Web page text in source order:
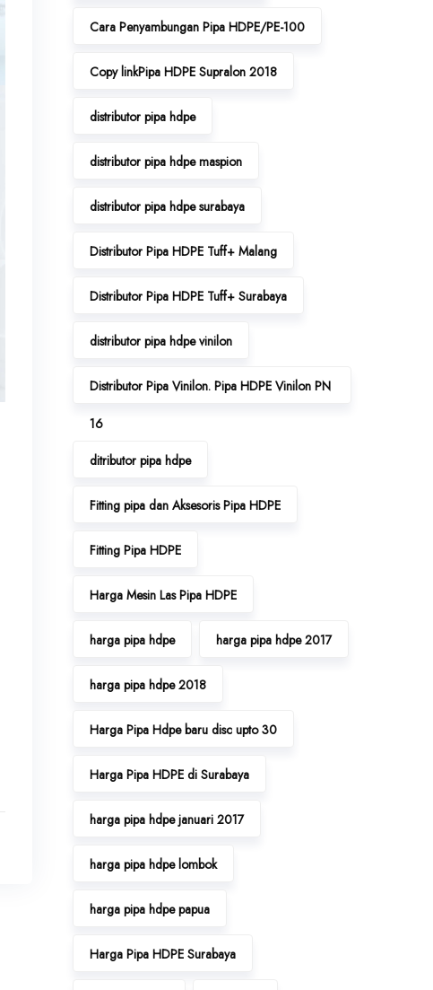
Cara Penyambungan Pipa HDPE/PE-100
Copy linkPipa HDPE Supralon 2018
distributor pipa hdpe
distributor pipa hdpe maspion
distributor pipa hdpe surabaya
Distributor Pipa HDPE Tuff+ Malang
Distributor Pipa HDPE Tuff+ Surabaya
distributor pipa hdpe vinilon
Distributor Pipa Vinilon. Pipa HDPE Vinilon PN
16
ditributor pipa hdpe
Fitting pipa dan Aksesoris Pipa HDPE
Fitting Pipa HDPE
Harga Mesin Las Pipa HDPE
harga pipa hdpe harga pipa hdpe 2017
harga pipa hdpe 2018
Harga Pipa Hdpe baru disc upto 30
Harga Pipa HDPE di Surabaya
harga pipa hdpe januari 2017
harga pipa hdpe lombok
harga pipa hdpe papua
Harga Pipa HDPE Surabaya